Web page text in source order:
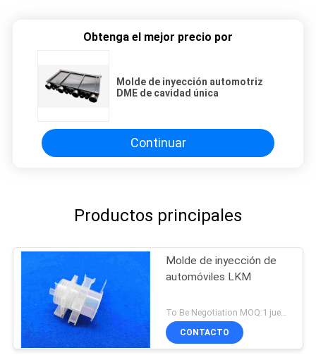
Obtenga el mejor precio por
Molde de inyección automotriz
DME de cavidad única
Continuar
Productos principales
Molde de inyección de
automóviles LKM
CONTACTO